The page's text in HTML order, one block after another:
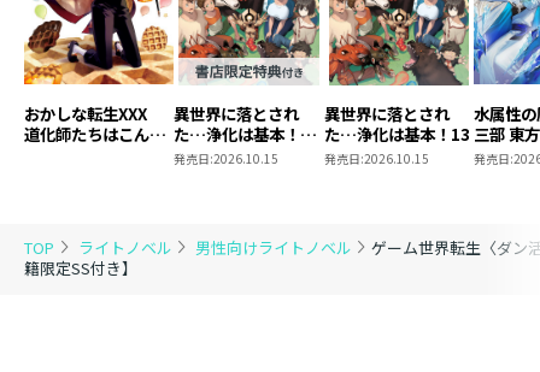
TOP ライトノベル 男性向けライトノベル
ゲーム世界転生〈ダン
籍限定SS付き】
おかしな転生XXX
道化師たちはこんが
異世界に落とされ
た…浄化は基本！
13【ピッコマ限定
発売日:2026.10.15
異世界に落とされ
た…浄化は基本！13
発売日:2026.10.15
水属性
三部 東
発売日: